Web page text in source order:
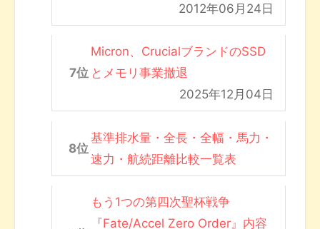
2012年06月24日
Micron、CrucialブランドのSSD
とメモリ事業撤退
2025年12月04日
基準排水量・全長・全幅・馬力・
速力・航続距離比較一覧表
もう1つの第四次聖杯戦争
『Fate/Accel Zero Order』内容